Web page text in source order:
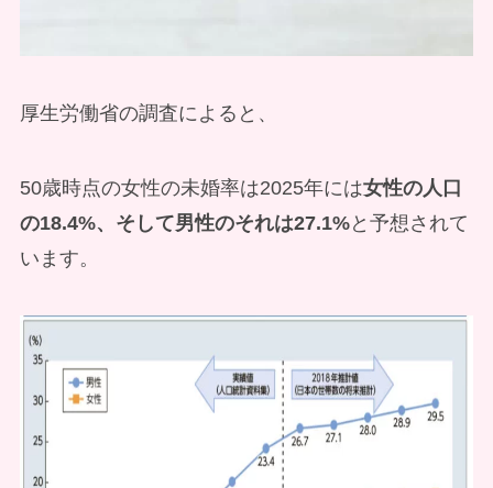
厚生労働省の調査によると、
50歳時点の女性の未婚率は2025年には女性の人口
の18.4%、そして男性のそれは27.1%と予想されて
います。